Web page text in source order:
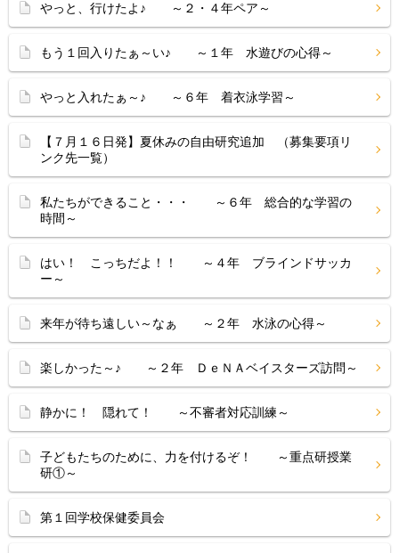
やっと、行けたよ♪ ～２・４年ペア～
もう１回入りたぁ～い♪ ～１年 水遊びの心得～
やっと入れたぁ～♪ ～６年 着衣泳学習～
【７月１６日発】夏休みの自由研究追加 （募集要項リ
ンク先一覧）
私たちができること・・・ ～６年 総合的な学習の
時間～
はい！ こっちだよ！！ ～４年 ブラインドサッカ
ー～
来年が待ち遠しい～なぁ ～２年 水泳の心得～
楽しかった～♪ ～２年 ＤｅＮＡベイスターズ訪問～
静かに！ 隠れて！ ～不審者対応訓練～
子どもたちのために、力を付けるぞ！ ～重点研授業
研①～
第１回学校保健委員会